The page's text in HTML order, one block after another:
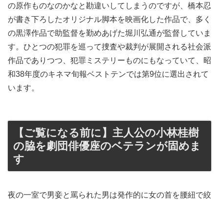
の原作ものなのかなと勘違いしてしまうのですが、橋本忍
が書き下ろしたオリジナル脚本を映画化した作品で、多く
の黒澤作品で助監督を勤めあげた堀川弘通が監督していま
す。ひとつの犯罪を巡って捜査や裁判が展開される社会派
作品でありつつ、犯罪ミステリーものにもなっていて、昭
和38年度のキネマ旬報ベストテンでは第9位に選出されて
います。
【ご覧になる前に】主人公の小林桂樹
の脇を劇団俳優座のベテランが固めま
す
夜の一室で男妾と罵られた男は発作的に女の首を腰紐で絞